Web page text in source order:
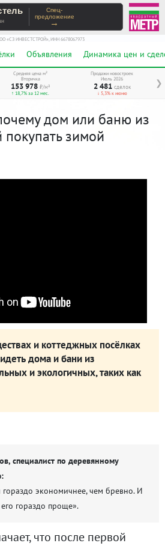
Спец-
предложение
→
«СЗ ИНВЕСТСТРОЙ», ИНН 6678067973
Объявления Динамика цен и
❯
Средняя цена м²
Вторичка
153 978 ₽/м²
↑ 18,7% за 12 мес.
Продажи новостроек
Июль 2026
2 481 сделок
↓ 5,3% к июню
дом или баню из
зимой
и коттеджных посёлках
дома и бани из
и экологичных, таких как
специалист по деревянному
гораздо экономичнее, чем бревно. И
гораздо проще».
что после первой